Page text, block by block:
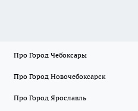
Про Город Чебоксары
Про Город Новочебоксарск
Про Город Ярославль